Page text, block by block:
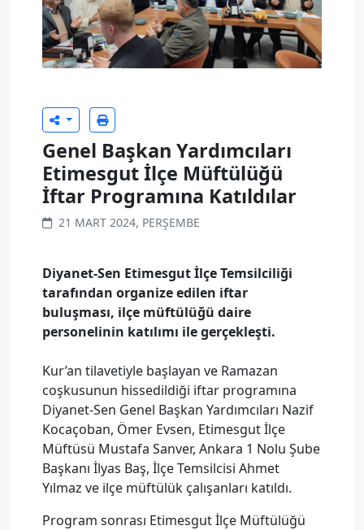
Genel Başkan Yardımcıları
Etimesgut İlçe Müftülüğü
İftar Programına Katıldılar
21 MART 2024, PERŞEMBE
Diyanet-Sen Etimesgut İlçe Temsilciliği
tarafından organize edilen iftar
buluşması, ilçe müftülüğü daire
personelinin katılımı ile gerçekleşti.
Kur’an tilavetiyle başlayan ve Ramazan
coşkusunun hissedildiği iftar programına
Diyanet-Sen Genel Başkan Yardımcıları Nazif
Kocaçoban, Ömer Evsen, Etimesgut İlçe
Müftüsü Mustafa Sanver, Ankara 1 Nolu Şube
Başkanı İlyas Baş, İlçe Temsilcisi Ahmet
Yılmaz ve ilçe müftülük çalışanları katıldı.
Program sonrası Etimesgut İlçe Müftülüğü